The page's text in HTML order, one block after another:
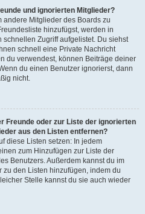
und ignorierten Mitglieder?
andere Mitglieder des Boards zu
hinzufügst, werden in
Zugriff aufgelistet. Du siehst
schnell eine Private Nachricht
du verwendest, können Beiträge deiner
du einen Benutzer ignorierst, dann
nicht.
Freunde oder zur Liste der ignorierten
aus den Listen entfernen?
diese Listen setzen: In jedem
zum Hinzufügen zur Liste der
Benutzers. Außerdem kannst du im
den Listen hinzufügen, indem du
Stelle kannst du sie auch wieder